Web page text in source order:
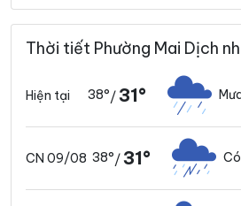
Thời tiết Phường Mai Dịch
Hiện tại 38°/31°
CN 09/08 38°/31°